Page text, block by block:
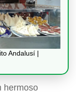
Andalusí |
hermoso